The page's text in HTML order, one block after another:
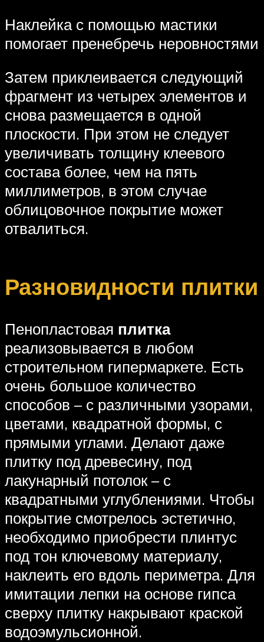
Наклейка с помощью мастики
помогает пренебречь неровностями
Затем приклеивается следующий
фрагмент из четырех элементов и
снова размещается в одной
плоскости. При этом не следует
увеличивать толщину клеевого
состава более, чем на пять
миллиметров, в этом случае
облицовочное покрытие может
отвалиться.
Разновидности плитки
Пенопластовая плитка
реализовывается в любом
строительном гипермаркете. Есть
очень большое количество
способов – с различными узорами,
цветами, квадратной формы, с
прямыми углами. Делают даже
плитку под древесину, под
лакунарный потолок – с
квадратными углублениями. Чтобы
покрытие смотрелось эстетично,
необходимо приобрести плинтус
под тон ключевому материалу,
наклеить его вдоль периметра. Для
имитации лепки на основе гипса
сверху плитку накрывают краской
водоэмульсионной.